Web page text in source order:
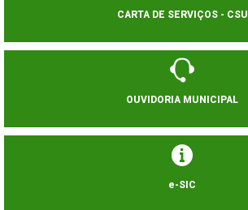
CARTA DE SERVIÇOS - CSU
OUVIDORIA MUNICIPAL
e-SIC